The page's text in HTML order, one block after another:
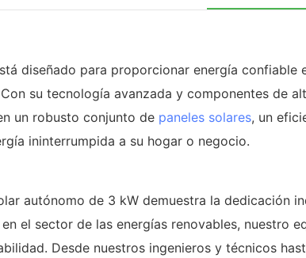
diseñado para proporcionar energía
su tecnología avanzada y componentes de
un robusto conjunto de paneles solares, un
ininterrumpida a su hogar o negocio.
autónomo de 3 kW demuestra la
el sector de las energías renovables,
Desde nuestros ingenieros y técnicos